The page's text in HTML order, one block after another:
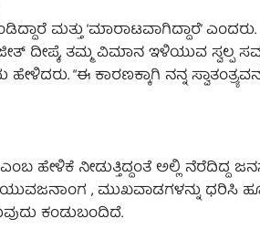
ಮತ್ತು ‘ಮಾರಾಟವಾಗಿದ್ದಾರೆ’ ಎಂದರು.
ದೀಪ್ಕೆ, ತಮ್ಮ ವಿಮಾನ ಇಳಿಯುವ
“ಈ ಕಾರಣಕ್ಕಾಗಿ ನನ್ನ
ಎಂಬ ಹೇಳಿಕೆ ನೀಡುತ್ತಿದ್ದಂತೆ ಅಲ್ಲಿ
, ಮುಖವಾಡಗಳನ್ನು ಧರಿಸಿ
ಕಂಡುಬಂದಿದೆ.